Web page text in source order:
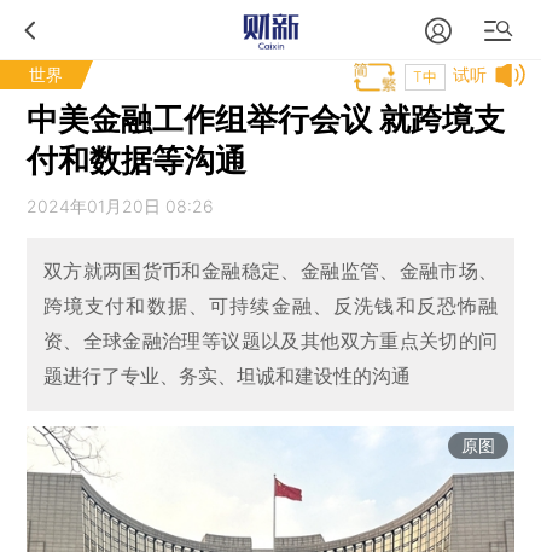
世界 试听
T中
中美金融工作组举行会议 就跨境支
付和数据等沟通
2024年01月20日 08:26
双方就两国货币和金融稳定、金融监管、金融市场、
跨境支付和数据、可持续金融、反洗钱和反恐怖融
资、全球金融治理等议题以及其他双方重点关切的问
题进行了专业、务实、坦诚和建设性的沟通
原图